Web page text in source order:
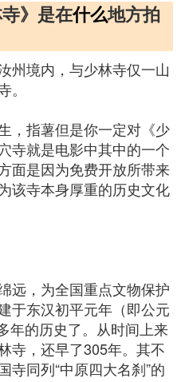
》是在什么地方拍
州境内，与少林寺仅一山
，指薯但是你一定对《少
寺就是电影中其中的一个
面是因为免费开放所带来
该寺本身厚重的历史文化
远，为全国重点文物保护
于东汉初平元年（即公元
年的历史了。从时间上来
寺，还早了305年。其不
寺同列“中原四大名刹”的